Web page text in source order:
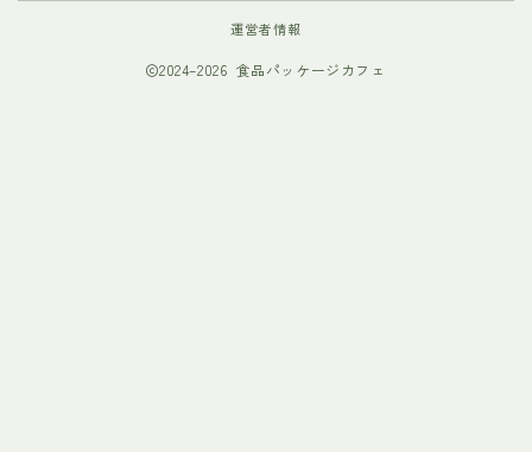
運営者情報
2024–2026 食品パッケージカフェ